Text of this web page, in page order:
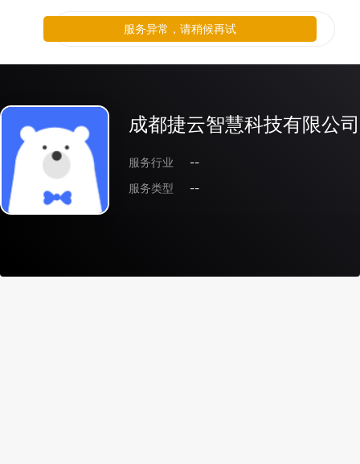
成都捷云智慧科技有限公司
服务行业
--
服务类型
--
服务异常，请稍候再试